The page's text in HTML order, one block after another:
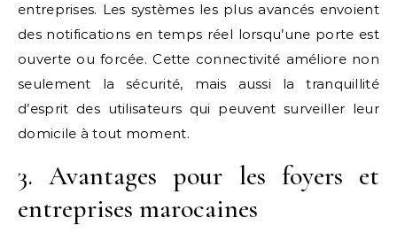
entreprises. Les systèmes les plus avancés envoient
des notifications en temps réel lorsqu’une porte est
ouverte ou forcée. Cette connectivité améliore non
seulement la sécurité, mais aussi la tranquillité
d’esprit des utilisateurs qui peuvent surveiller leur
domicile à tout moment.
3. Avantages pour les foyers et
entreprises marocaines